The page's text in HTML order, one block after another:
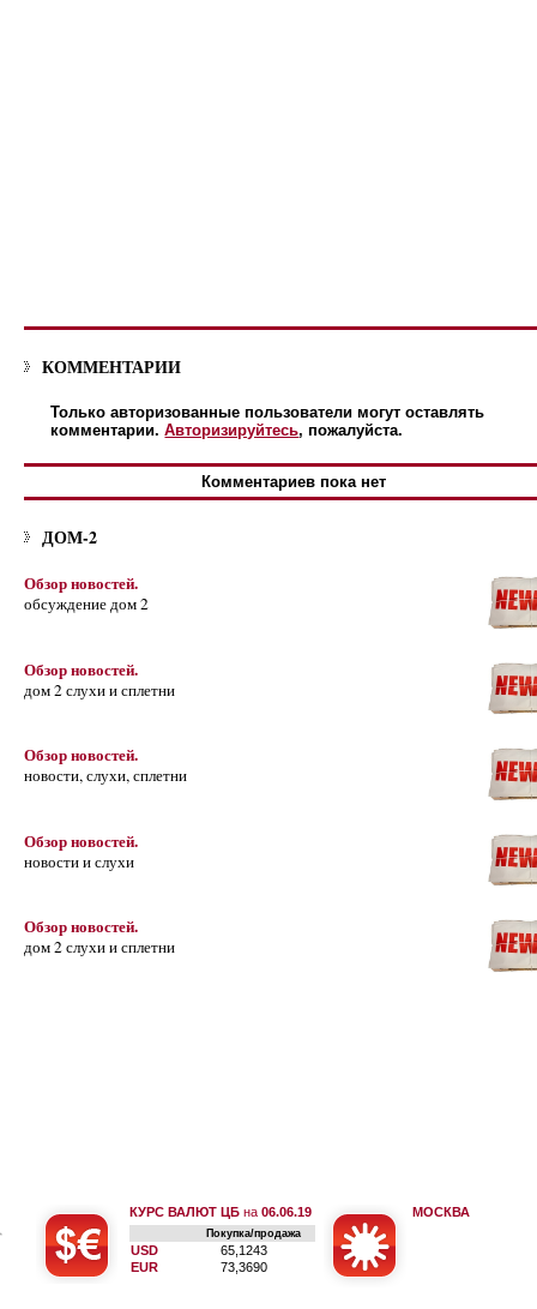
КОММЕНТАРИИ
Только авторизованные пользователи могут оставлять
комментарии.Авторизируйтесь, пожалуйста.
Комментариев пока нет
ДОМ-2
Обзор новостей.
обсуждение дом 2
Обзор новостей.
дом 2 слухи и сплетни
Обзор новостей.
новости, слухи, сплетни
Обзор новостей.
новости и слухи
Обзор новостей.
дом 2 слухи и сплетни
КУРС ВАЛЮТ ЦБ на 06.06.19
Покупка/продажа
USD
65,1243
EUR
73,3690
МОСКВА